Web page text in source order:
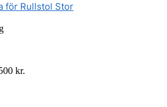
för Rullstol Stor
kr.